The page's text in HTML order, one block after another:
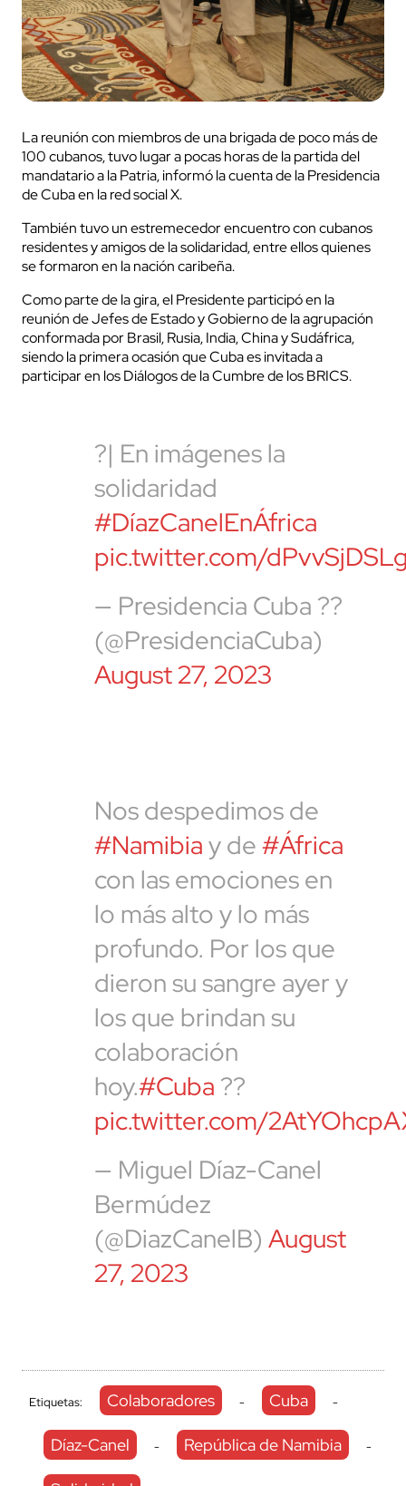
La reunión con miembros de una brigada de poco más de
100 cubanos, tuvo lugar a pocas horas de la partida del
mandatario a la Patria, informó la cuenta de la Presidencia
de Cuba en la red social X.
También tuvo un estremecedor encuentro con cubanos
residentes y amigos de la solidaridad, entre ellos quienes
se formaron en la nación caribeña.
Como parte de la gira, el Presidente participó en la
reunión de Jefes de Estado y Gobierno de la agrupación
conformada por Brasil, Rusia, India, China y Sudáfrica,
siendo la primera ocasión que Cuba es invitada a
participar en los Diálogos de la Cumbre de los BRICS.
?| En imágenes la
solidaridad
#DíazCanelEnÁfrica
pic.twitter.com/
— Presidencia Cuba ??
(@PresidenciaCuba)
August 27, 2023
Nos despedimos de
#Namibiay de#África
con las emociones en
lo más alto y lo más
profundo. Por los que
dieron su sangre ayer y
los que brindan su
colaboración
hoy.#Cuba ??
pic.twitter.com/
— Miguel Díaz-Canel
Bermúdez
(@DiazCanelB) August
27, 2023
Etiquetas: Colaboradores - Cuba -
Díaz-Canel - República de Namibia -